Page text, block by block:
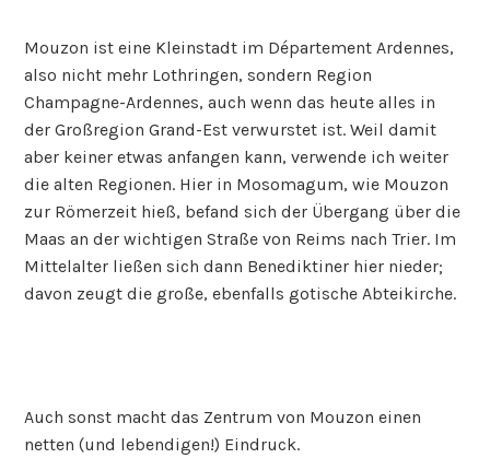
Mouzon ist eine Kleinstadt im Département Ardennes,
also nicht mehr Lothringen, sondern Region
Champagne-Ardennes, auch wenn das heute alles in
der Großregion Grand-Est verwurstet ist. Weil damit
aber keiner etwas anfangen kann, verwende ich weiter
die alten Regionen. Hier in Mosomagum, wie Mouzon
zur Römerzeit hieß, befand sich der Übergang über die
Maas an der wichtigen Straße von Reims nach Trier. Im
Mittelalter ließen sich dann Benediktiner hier nieder;
davon zeugt die große, ebenfalls gotische Abteikirche.
Auch sonst macht das Zentrum von Mouzon einen
netten (und lebendigen!) Eindruck.